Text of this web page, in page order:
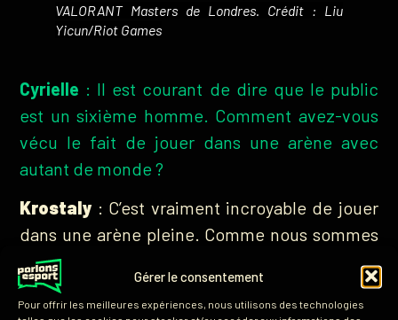
Gérer le consentement
Pour offrir les meilleures expériences, nous utilisons des technologies
VALORANT Masters de Londres. Crédit : Liu
Yicun/Riot Games
Cyrielle : Il est courant de dire que le public
est un sixième homme. Comment avez-vous
vécu le fait de jouer dans une arène avec
autant de monde ?
Krostaly : C’est vraiment incroyable de jouer
dans une arène pleine. Comme nous sommes
une équipe turque dans un événement
international, c’est souvent nos adversaires
qui sont supportés. Qu’on gagne ou qu’on